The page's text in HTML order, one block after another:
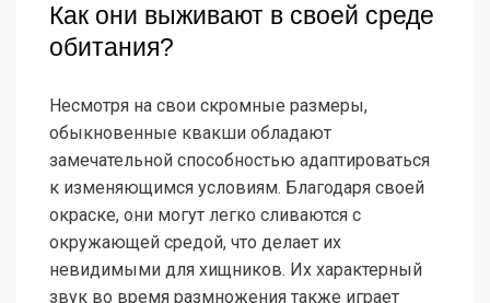
Как они выживают в своей среде
обитания?
Несмотря на свои скромные размеры,
обыкновенные квакши обладают
замечательной способностью адаптироваться
к изменяющимся условиям. Благодаря своей
окраске, они могут легко сливаются с
окружающей средой, что делает их
невидимыми для хищников. Их характерный
звук во время размножения также играет